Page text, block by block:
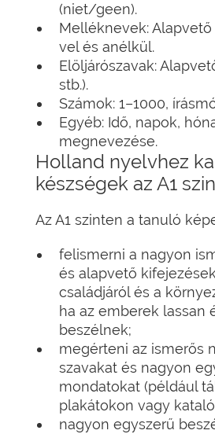
(niet/geen).
Melléknevek:
vel és anélkül.
Elöljárószavak:
stb.).
Számok: 1–1000,
Egyéb: Idő, napok,
megnevezése.
Holland nyelvhez
készségek az A1
Az A1 szinten a tanuló
felismerni a nagyon
és alapvető
családjáról és a
ha az emberek lassan
beszélnek;
megérteni az ismerős
szavakat és nagyon
mondatokat (például
plakátokon vagy
nagyon egyszerű